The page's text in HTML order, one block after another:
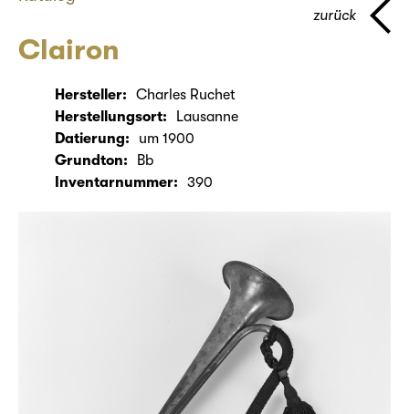
Clairon
zurück
Hersteller:
Charles Ruchet
Herstellungsort:
Lausanne
Datierung:
um 1900
Grundton:
Bb
Inventarnummer:
390